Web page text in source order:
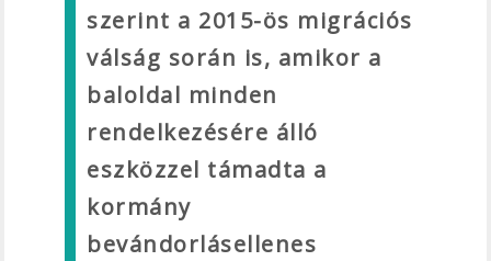
szerint a 2015-ös migrációs
válság során is, amikor a
baloldal minden
rendelkezésére álló
eszközzel támadta a
kormány
bevándorlásellenes